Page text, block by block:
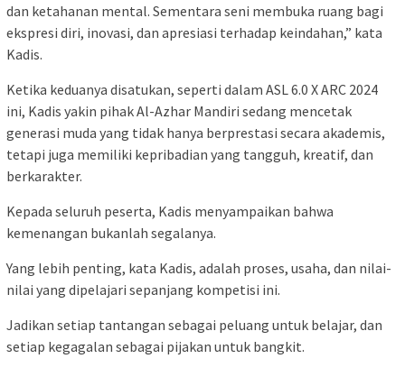
dan ketahanan mental. Sementara seni membuka ruang bagi
ekspresi diri, inovasi, dan apresiasi terhadap keindahan,” kata
Kadis.
Ketika keduanya disatukan, seperti dalam ASL 6.0 X ARC 2024
ini, Kadis yakin pihak Al-Azhar Mandiri sedang mencetak
generasi muda yang tidak hanya berprestasi secara akademis,
tetapi juga memiliki kepribadian yang tangguh, kreatif, dan
berkarakter.
Kepada seluruh peserta, Kadis menyampaikan bahwa
kemenangan bukanlah segalanya.
Yang lebih penting, kata Kadis, adalah proses, usaha, dan nilai-
nilai yang dipelajari sepanjang kompetisi ini.
Jadikan setiap tantangan sebagai peluang untuk belajar, dan
setiap kegagalan sebagai pijakan untuk bangkit.